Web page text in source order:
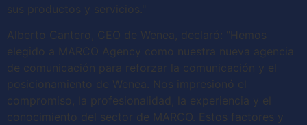
sus productos y servicios."
Alberto Cantero, CEO de Wenea, declaró: "Hemos
elegido a MARCO Agency como nuestra nueva agencia
de comunicación para reforzar la comunicación y el
posicionamiento de Wenea. Nos impresionó el
compromiso, la profesionalidad, la experiencia y el
conocimiento del sector de MARCO. Estos factores y